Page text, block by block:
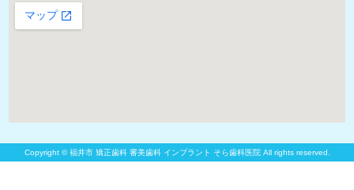
Copyright © 福井市 矯正歯科 審美歯科 インプラント そら歯科医院 All rights reserved.